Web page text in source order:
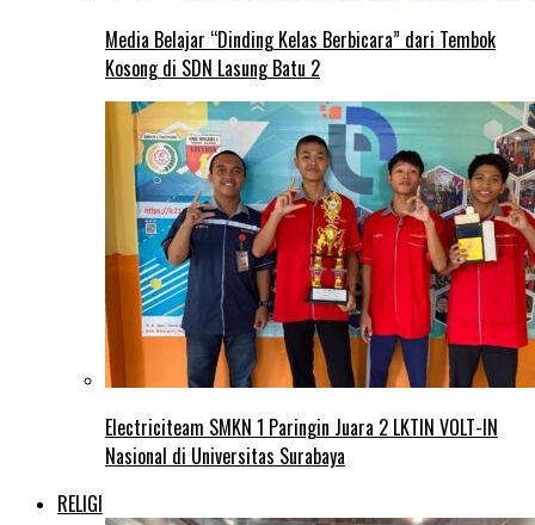
Media Belajar “Dinding Kelas Berbicara” dari Tembok
Kosong di SDN Lasung Batu 2
Electriciteam SMKN 1 Paringin Juara 2 LKTIN VOLT-IN
Nasional di Universitas Surabaya
RELIGI